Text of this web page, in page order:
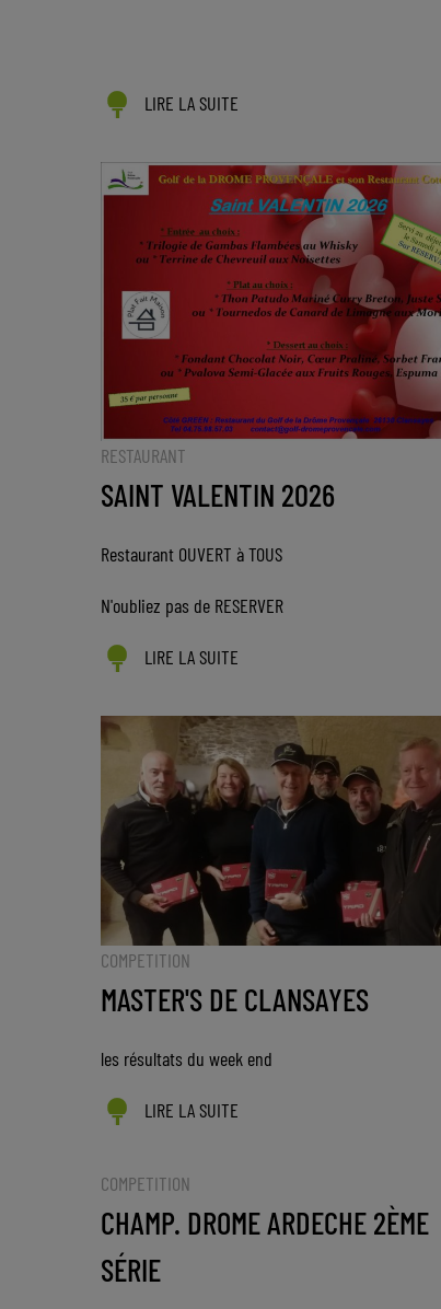
LIRE LA SUITE
RESTAURANT
SAINT VALENTIN 2026
Restaurant OUVERT à TOUS
N'oubliez pas de RESERVER
LIRE LA SUITE
COMPETITION
MASTER'S DE CLANSAYES
les résultats du week end
LIRE LA SUITE
COMPETITION
CHAMP. DROME ARDECHE 2ÈME
SÉRIE